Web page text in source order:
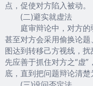
点，促使对方陷入被动。
(二)避实就虚法
庭审辩论中，对方的
甚至对方会采用偷换论
图达到转移己方视线，
先应善于抓住对方之“虚
底，直到把问题辩论清楚